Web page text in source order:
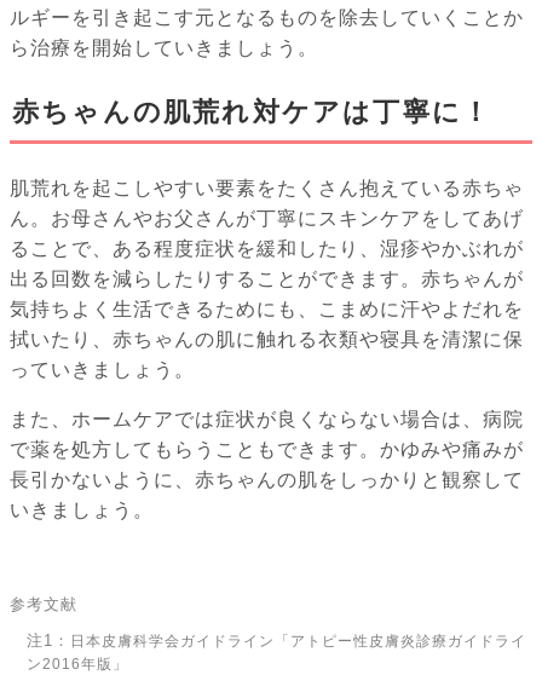
ルギーを引き起こす元となるものを除去していくことか
ら治療を開始していきましょう。
赤ちゃんの肌荒れ対ケアは丁寧に！
肌荒れを起こしやすい要素をたくさん抱えている赤ちゃ
ん。お母さんやお父さんが丁寧にスキンケアをしてあげ
ることで、ある程度症状を緩和したり、湿疹やかぶれが
出る回数を減らしたりすることができます。赤ちゃんが
気持ちよく生活できるためにも、こまめに汗やよだれを
拭いたり、赤ちゃんの肌に触れる衣類や寝具を清潔に保
っていきましょう。
また、ホームケアでは症状が良くならない場合は、病院
で薬を処方してもらうこともできます。かゆみや痛みが
長引かないように、赤ちゃんの肌をしっかりと観察して
いきましょう。
参考文献
注1：
日本皮膚科学会ガイドライン「アトピー性皮膚炎診療ガイドライ
ン2016年版」